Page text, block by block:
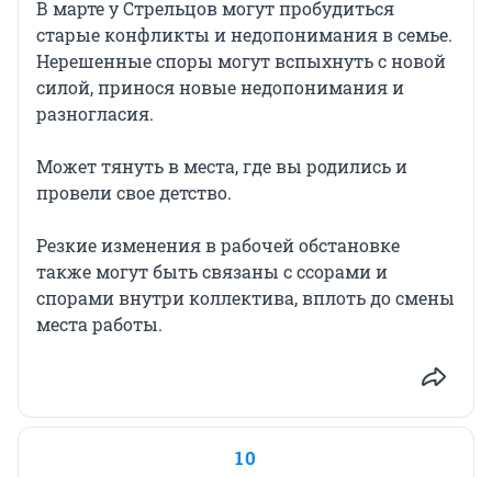
В марте у Стрельцов могут пробудиться
старые конфликты и недопонимания в семье.
Нерешенные споры могут вспыхнуть с новой
силой, принося новые недопонимания и
разногласия.
Может тянуть в места, где вы родились и
провели свое детство.
Резкие изменения в рабочей обстановке
также могут быть связаны с ссорами и
спорами внутри коллектива, вплоть до смены
места работы.
10